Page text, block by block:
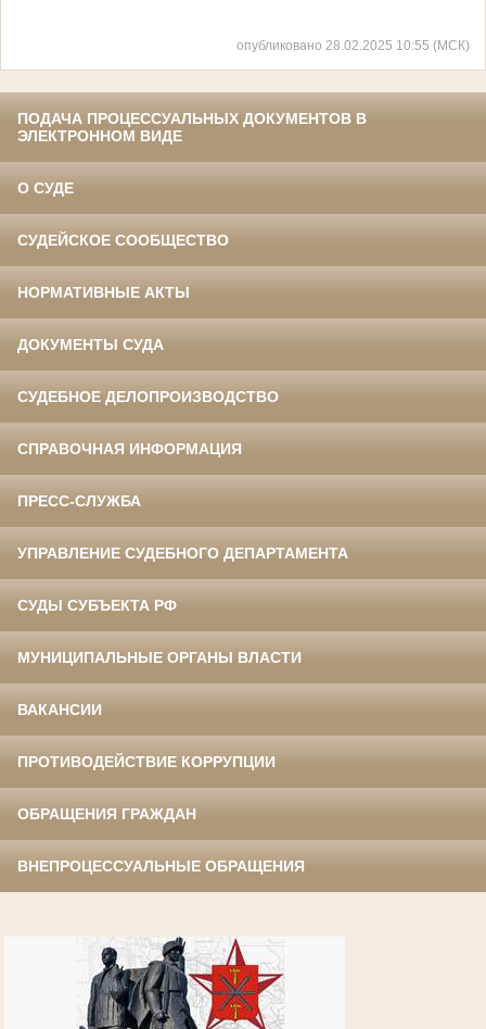
опубликовано 28.02.2025 10:55 (МСК)
ПОДАЧА ПРОЦЕССУАЛЬНЫХ ДОКУМЕНТОВ В
ЭЛЕКТРОННОМ ВИДЕ
О СУДЕ
СУДЕЙСКОЕ СООБЩЕСТВО
НОРМАТИВНЫЕ АКТЫ
ДОКУМЕНТЫ СУДА
СУДЕБНОЕ ДЕЛОПРОИЗВОДСТВО
СПРАВОЧНАЯ ИНФОРМАЦИЯ
ПРЕСС-СЛУЖБА
УПРАВЛЕНИЕ СУДЕБНОГО ДЕПАРТАМЕНТА
СУДЫ СУБЪЕКТА РФ
МУНИЦИПАЛЬНЫЕ ОРГАНЫ ВЛАСТИ
ВАКАНСИИ
ПРОТИВОДЕЙСТВИЕ КОРРУПЦИИ
ОБРАЩЕНИЯ ГРАЖДАН
ВНЕПРОЦЕССУАЛЬНЫЕ ОБРАЩЕНИЯ